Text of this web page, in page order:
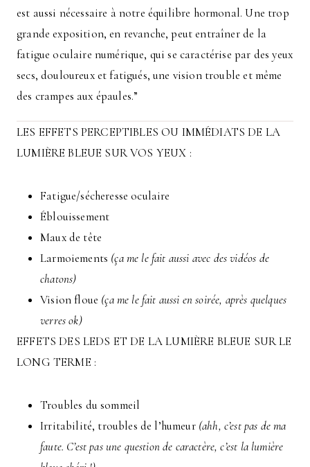
est aussi nécessaire à notre équilibre hormonal. Une trop
grande exposition, en revanche, peut entraîner de la
fatigue oculaire numérique, qui se caractérise par des yeux
secs, douloureux et fatigués, une vision trouble et même
des crampes aux épaules.”
LES EFFETS PERCEPTIBLES OU IMMÉDIATS DE LA
LUMIÈRE BLEUE SUR VOS YEUX :
Fatigue/sécheresse oculaire
Éblouissement
Maux de tête
Larmoiements (ça me le fait aussi avec des vidéos de
chatons)
Vision floue (ça me le fait aussi en soirée, après quelques
verres ok)
EFFETS DES LEDS ET DE LA LUMIÈRE BLEUE SUR LE
LONG TERME :
Troubles du sommeil
Irritabilité, troubles de l’humeur(ahh, c’est pas de ma
faute. C’est pas une question de caractère, c’est la lumière